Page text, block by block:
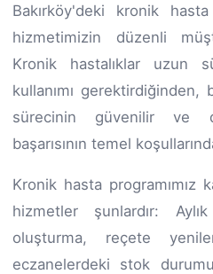
Bakırköy'deki kronik
hizmetimizin düzenli
Kronik hastalıklar uzun
kullanımı gerektirdiğinden,
sürecinin güvenilir ve
başarısının temel
Kronik hasta programımız
hizmetler şunlardır:
oluşturma, reçete
eczanelerdeki stok